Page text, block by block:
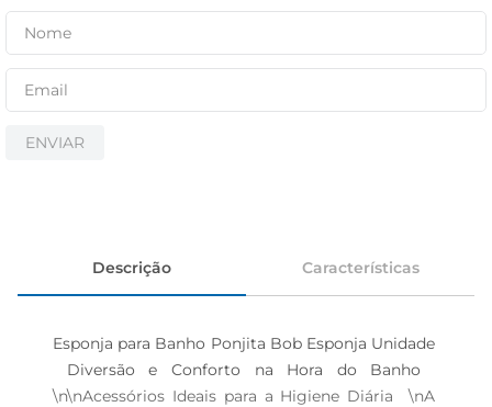
ENVIAR
Descrição Características
Esponja para Banho Ponjita Bob Esponja Unidade
Diversão e Conforto na Hora do Banho
\n\nAcessórios Ideais para a Higiene Diária  \nA
cerveja